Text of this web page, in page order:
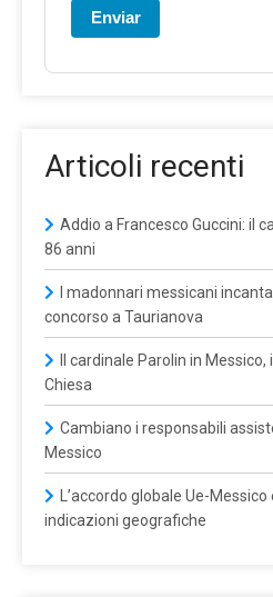
Enviar
Articoli recenti
Addio a Francesco Guccini: il
86 anni
I madonnari messicani
concorso a Taurianova
Il cardinale Parolin in
Chiesa
Cambiano i responsabili
Messico
L’accordo globale Ue-
indicazioni geografiche